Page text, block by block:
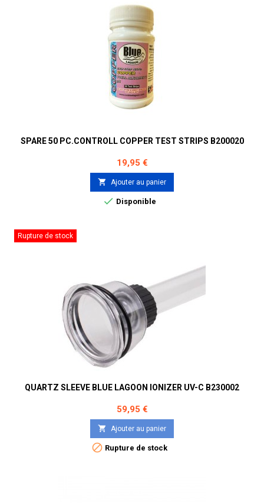
SPARE 50 PC.CONTROLL COPPER TEST STRIPS B200020
Prix
19,95 €
 Ajouter au panier
 Disponible
Rupture de stock
QUARTZ SLEEVE BLUE LAGOON IONIZER UV-C B230002
Prix
59,95 €
 Ajouter au panier
 Rupture de stock